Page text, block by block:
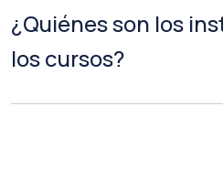
¿Quiénes son los
los cursos?